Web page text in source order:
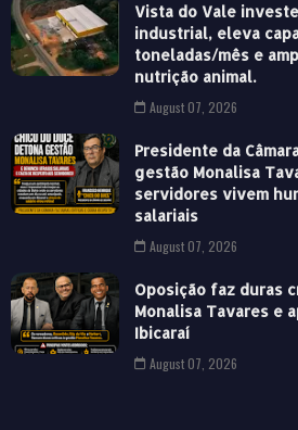
Vista do Vale
industrial, eleva
toneladas/mês e
nutrição animal.
August 07, 2026
Presidente da
gestão Monalisa
servidores vivem
salariais
August 07, 2026
Oposição faz duras
Monalisa Tavares e
Ibicaraí
August 07, 2026